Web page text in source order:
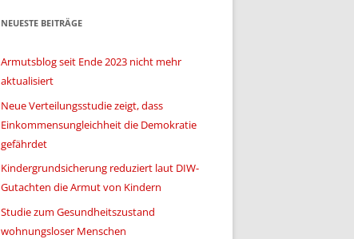
NEUESTE BEITRÄGE
Armutsblog seit Ende 2023 nicht mehr
aktualisiert
Neue Verteilungsstudie zeigt, dass
Einkommensungleichheit die Demokratie
gefährdet
Kindergrundsicherung reduziert laut DIW-
Gutachten die Armut von Kindern
Studie zum Gesundheitszustand
wohnungsloser Menschen